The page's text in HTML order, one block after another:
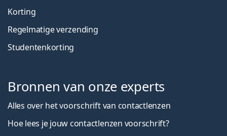
Korting
Regelmatige verzending
Studentenkorting
Bronnen van onze experts
Alles over het voorschrift van contactlenzen
Hoe lees je jouw contactlenzen voorschrift?